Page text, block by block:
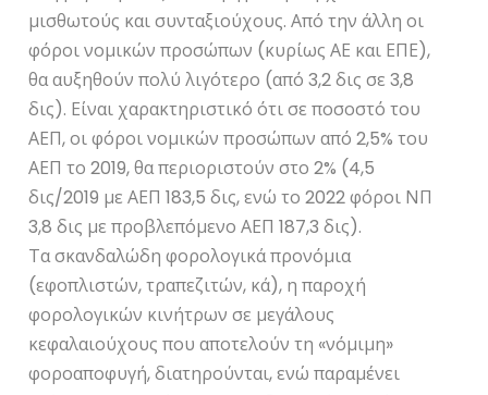
μισθωτούς και συνταξιούχους. Από την άλλη οι
φόροι νομικών προσώπων (κυρίως ΑΕ και ΕΠΕ),
θα αυξηθούν πολύ λιγότερο (από 3,2 δις σε 3,8
δις). Είναι χαρακτηριστικό ότι σε ποσοστό του
ΑΕΠ, οι φόροι νομικών προσώπων από 2,5% του
ΑΕΠ το 2019, θα περιοριστούν στο 2% (4,5
δις/2019 με ΑΕΠ 183,5 δις, ενώ το 2022 φόροι ΝΠ
3,8 δις με προβλεπόμενο ΑΕΠ 187,3 δις).
Τα σκανδαλώδη φορολογικά προνόμια
(εφοπλιστών, τραπεζιτών, κά), η παροχή
φορολογικών κινήτρων σε μεγάλους
κεφαλαιούχους που αποτελούν τη «νόμιμη»
φοροαποφυγή, διατηρούνται, ενώ παραμένει